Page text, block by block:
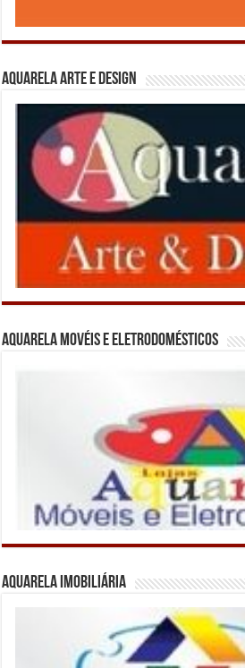
Aquarela Arte e Design
Aquarela Movéis e Eletrodomésticos
Aquarela Imobiliária